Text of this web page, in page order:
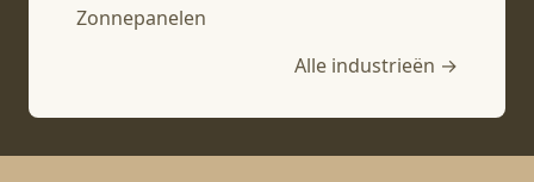
Zonnepanelen
Alle industrieën →